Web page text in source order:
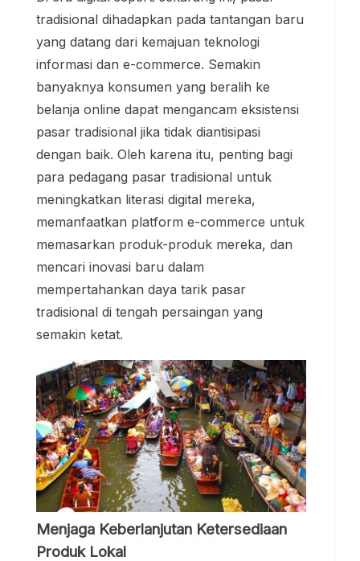
tradisional dihadapkan pada tantangan baru
yang datang dari kemajuan teknologi
informasi dan e-commerce. Semakin
banyaknya konsumen yang beralih ke
belanja online dapat mengancam eksistensi
pasar tradisional jika tidak diantisipasi
dengan baik. Oleh karena itu, penting bagi
para pedagang pasar tradisional untuk
meningkatkan literasi digital mereka,
memanfaatkan platform e-commerce untuk
memasarkan produk-produk mereka, dan
mencari inovasi baru dalam
mempertahankan daya tarik pasar
tradisional di tengah persaingan yang
semakin ketat.
Menjaga Keberlanjutan Ketersediaan
Produk Lokal